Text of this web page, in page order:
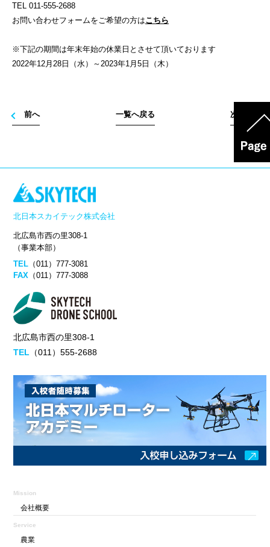
TEL 011-555-2688
お問い合わせフォームをご希望の方はこちら
※下記の期間は年末年始の休業日とさせて頂いております
2022年12月28日（水）～2023年1月5日（木）
前へ 一覧へ戻る 次へ
北日本スカイテック株式会社
北広島市西の里308-1
（事業本部）
TEL （011）777-3081
FAX （011）777-3088
北広島市西の里308-1
TEL （011）555-2688
Mission
会社概要
Service
農業